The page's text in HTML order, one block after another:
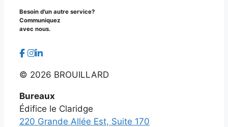
Besoin d'un autre service?
Communiquez
avec nous.
© 2026 BROUILLARD
Bureaux
Édifice le Claridge
220 Grande Allée Est, Suite 170